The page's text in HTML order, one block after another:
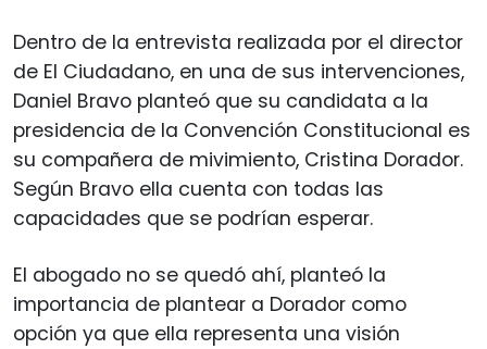
Dentro de la entrevista realizada por el director
de El Ciudadano, en una de sus intervenciones,
Daniel Bravo planteó que su candidata a la
presidencia de la Convención Constitucional es
su compañera de mivimiento, Cristina Dorador.
Según Bravo ella cuenta con todas las
capacidades que se podrían esperar.
El abogado no se quedó ahí, planteó la
importancia de plantear a Dorador como
opción ya que ella representa una visión